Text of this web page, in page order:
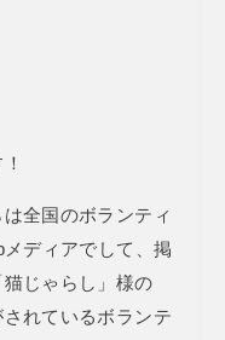
全国のボランティ
ディアでして、掲
じゃらし」様の
れているボランテ